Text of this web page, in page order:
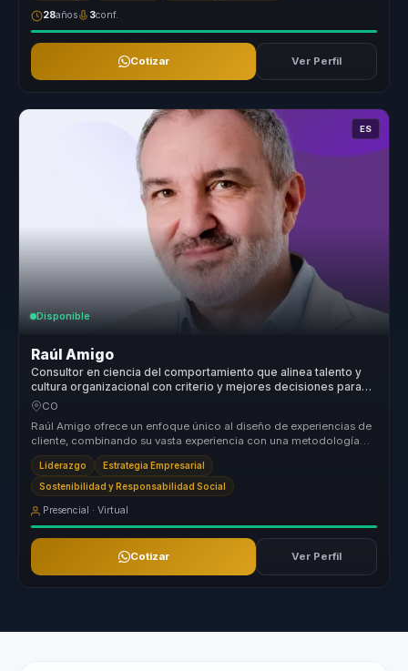
28años 3conf.
Cotizar Ver Perfil
ES
Disponible
Raúl Amigo
Consultor en ciencia del comportamiento que alinea talento y
cultura organizacional con criterio y mejores decisiones para
equipos.
CO
Raúl Amigo ofrece un enfoque único al diseño de experiencias de
cliente, combinando su vasta experiencia con una metodología
disruptiva q...
Liderazgo Estrategia Empresarial
Sostenibilidad y Responsabilidad Social
Presencial · Virtual
Cotizar Ver Perfil